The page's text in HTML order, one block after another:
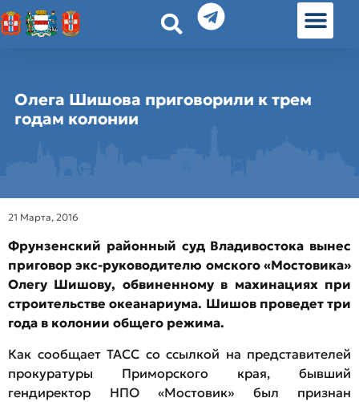
Олега Шишова приговорили к трем
годам колонии
21 Марта, 2016
Фрунзенский районный суд Владивостока вынес
приговор экс-руководителю омского «Мостовика»
Олегу Шишову, обвиненному в махинациях при
строительстве океанариума. Шишов проведет три
года в колонии общего режима.
Как сообщает ТАСС со ссылкой на представителей
прокуратуры Приморского края, бывший
гендиректор НПО «Мостовик» был признан